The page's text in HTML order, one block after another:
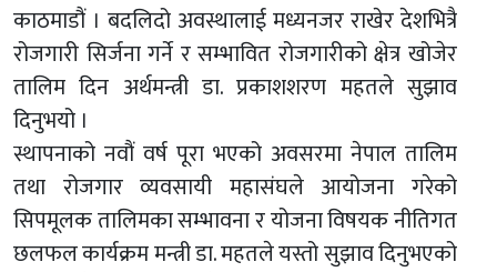
काठमाडौं । बदलिदो अवस्थालाई मध्यनजर राखेर देशभित्रै
रोजगारी सिर्जना गर्ने र सम्भावित रोजगारीको क्षेत्र खोजेर
तालिम दिन अर्थमन्त्री डा. प्रकाशशरण महतले सुझाव
दिनुभयो ।
स्थापनाको नवौं वर्ष पूरा भएको अवसरमा नेपाल तालिम
तथा रोजगार व्यवसायी महासंघले आयोजना गरेको
सिपमूलक तालिमका सम्भावना र योजना विषयक नीतिगत
छलफल कार्यक्रम मन्त्री डा. महतले यस्तो सुझाव दिनुभएको